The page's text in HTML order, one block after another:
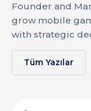
Founder and
grow mobile
with strategic
Tüm Yazılar